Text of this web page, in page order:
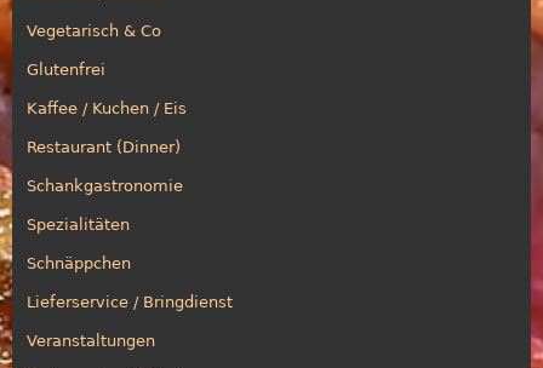
Vegetarisch & Co
Glutenfrei
Kaffee / Kuchen / Eis
Restaurant (Dinner)
Schankgastronomie
Spezialitäten
Schnäppchen
Lieferservice / Bringdienst
Veranstaltungen